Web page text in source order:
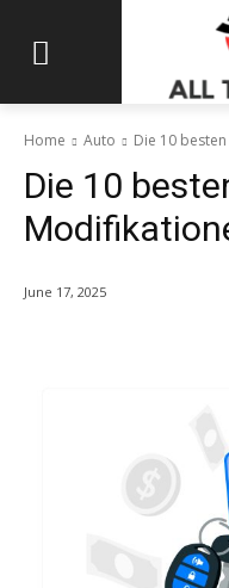
Home Auto Die 10
Die 10
June 17, 2025